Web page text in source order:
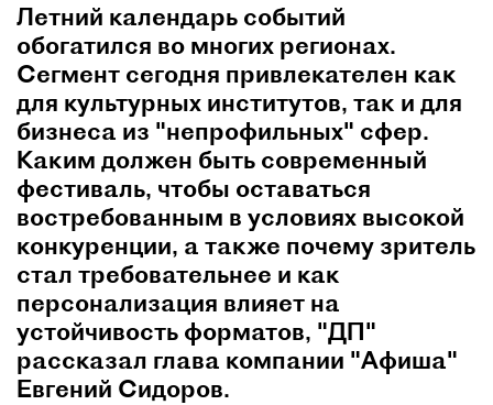
Летний календарь событий
обогатился во многих регионах.
Сегмент сегодня привлекателен как
для культурных институтов, так и для
бизнеса из "непрофильных" сфер.
Каким должен быть современный
фестиваль, чтобы оставаться
востребованным в условиях высокой
конкуренции, а также почему зритель
стал требовательнее и как
персонализация влияет на
устойчивость форматов, "ДП"
рассказал глава компании "Афиша"
Евгений Сидоров.